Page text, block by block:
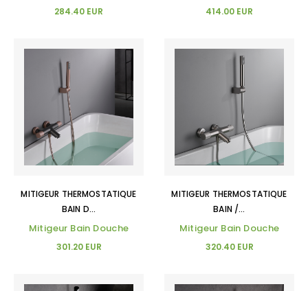
284.40 EUR 414.00 EUR
MITIGEUR THERMOSTATIQUE
BAIN D...
Mitigeur Bain Douche
301.20 EUR
MITIGEUR THERMOSTATIQUE
BAIN /...
Mitigeur Bain Douche
320.40 EUR